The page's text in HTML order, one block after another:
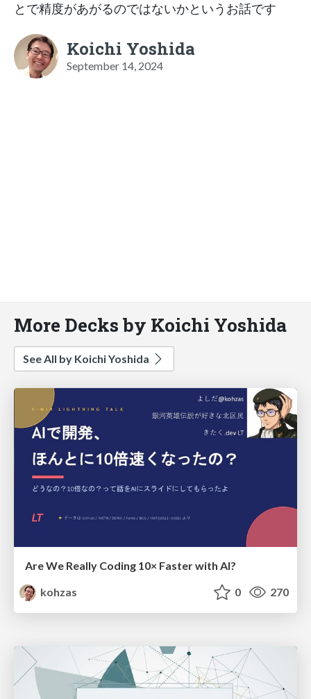
とで精度があがるのではないかというお話です
Koichi Yoshida
September 14, 2024
More Decks by Koichi Yoshida
See All by Koichi Yoshida
Are We Really Coding 10× Faster with AI?
kohzas
0 270